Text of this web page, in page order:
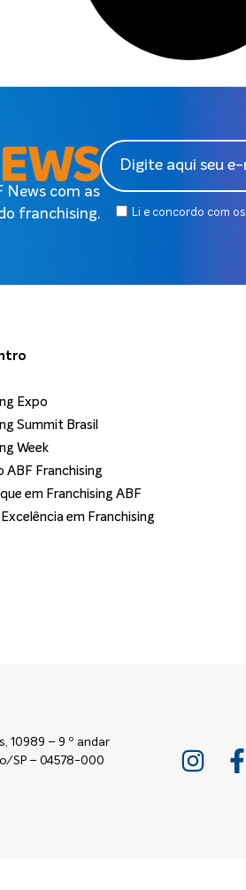
News com as
franchising.
Li e concordo com os
Expo
Summit Brasil
Week
ABF Franchising
em Franchising ABF
em Franchising
10989 – 9 º andar
SP – 04578-000